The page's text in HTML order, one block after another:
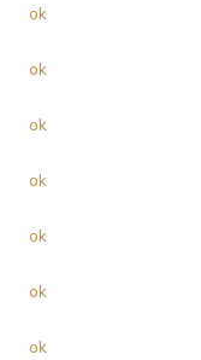
ok
ok
ok
ok
ok
ok
ok